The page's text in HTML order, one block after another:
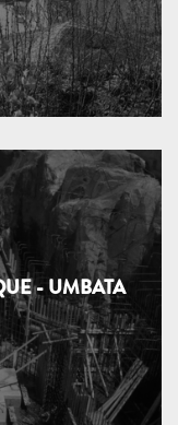
- UMBATA